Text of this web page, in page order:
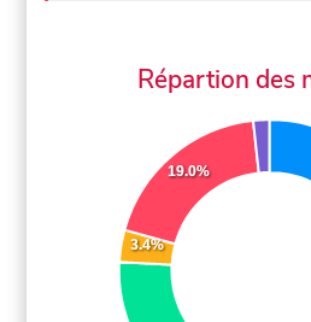
Répartion des
3.4%
19.0%